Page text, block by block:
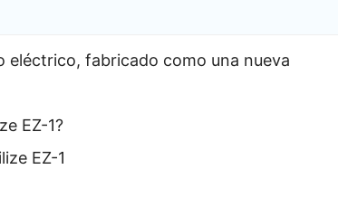
eléctrico, fabricado como una nueva
EZ-1?
EZ-1